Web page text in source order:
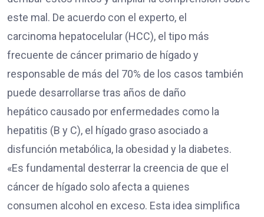
este mal. De acuerdo con el experto, el
carcinoma hepatocelular (HCC), el tipo más
frecuente de cáncer primario de hígado y
responsable de más del 70% de los casos también
puede desarrollarse tras años de daño
hepático causado por enfermedades como la
hepatitis (B y C), el hígado graso asociado a
disfunción metabólica, la obesidad y la diabetes.
«Es fundamental desterrar la creencia de que el
cáncer de hígado solo afecta a quienes
consumen alcohol en exceso. Esta idea simplifica